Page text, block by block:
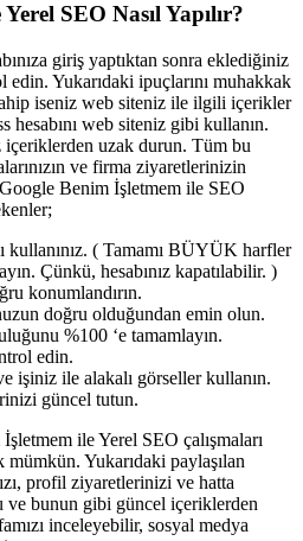
SEO Nasıl Yapılır?
giriş yaptıktan sonra eklediğiniz
Yukarıdaki ipuçlarını muhakkak
iseniz web siteniz ile ilgili içerikler
hesabını web siteniz gibi kullanın.
içeriklerden uzak durun. Tüm bu
ve firma ziyaretlerinizin
Benim İşletmem ile SEO
kullanınız. ( Tamamı BÜYÜK harfler
Çünkü, hesabınız kapatılabilir. )
konumlandırın.
doğru olduğundan emin olun.
%100 ‘e tamamlayın.
edin.
işiniz ile alakalı görseller kullanın.
güncel tutun.
ile Yerel SEO çalışmaları
Yukarıdaki paylaşılan
profil ziyaretlerinizi ve hatta
ve bunun gibi güncel içeriklerden
inceleyebilir, sosyal medya